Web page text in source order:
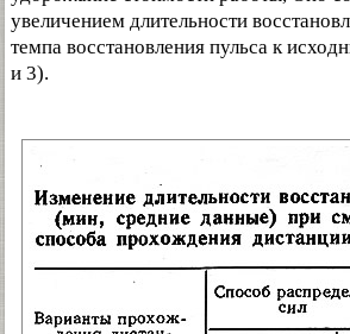
увеличением длительности
темпа восстановления пульса к
и 3).